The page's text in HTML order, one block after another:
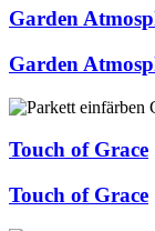
Garden
Garden
Touch of Grace
Touch of Grace